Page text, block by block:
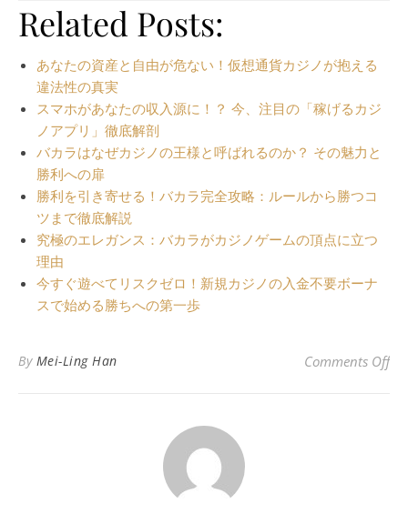
Related Posts:
あなたの資産と自由が危ない！仮想通貨カジノが抱える
違法性の真実
スマホがあなたの収入源に！？ 今、注目の「稼げるカジ
ノアプリ」徹底解剖
バカラはなぜカジノの王様と呼ばれるのか？ その魅力と
勝利への扉
勝利を引き寄せる！バカラ完全攻略：ルールから勝つコ
ツまで徹底解説
究極のエレガンス：バカラがカジノゲームの頂点に立つ
理由
今すぐ遊べてリスクゼロ！新規カジノの入金不要ボーナ
スで始める勝ちへの第一歩
By Mei-Ling Han Comments Offon